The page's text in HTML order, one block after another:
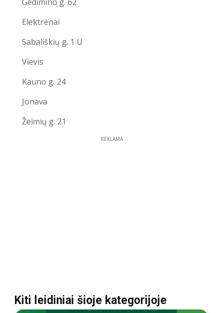
Elektrėnai
Sabališkių g. 1 U
Vievis
Kauno g. 24
Jonava
Žeimių g. 21
REKLAMA
Kiti leidiniai šioje kategorijoje